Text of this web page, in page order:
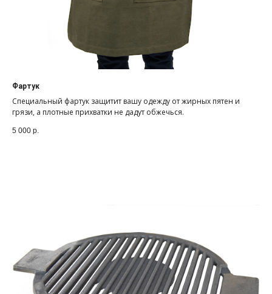
Фартук
Специальный фартук защитит вашу одежду от жирных пятен и
грязи, а плотные прихватки не дадут обжечься.
5 000 р.